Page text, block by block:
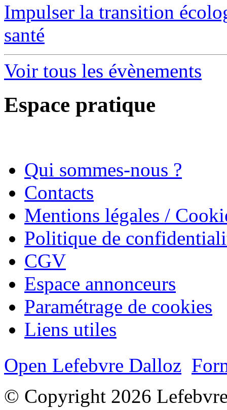
Impulser la transition
santé
Voir tous les évènements
Espace pratique
Qui sommes-nous ?
Contacts
Mentions légales /
Politique de
CGV
Espace annonceurs
Paramétrage de cookies
Liens utiles
Open Lefebvre Dalloz
© Copyright 2026